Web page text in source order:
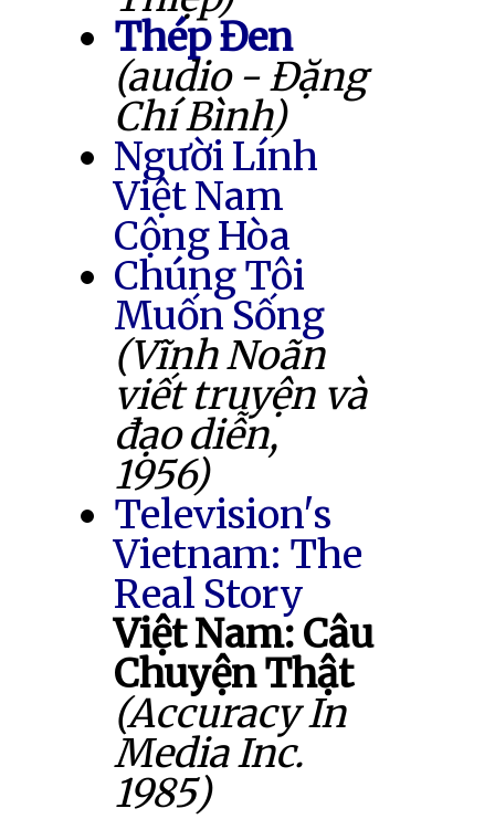
Thép Đen
(audio - Đặng
Chí Bình)
Người Lính
Việt Nam
Cộng Hòa
Chúng Tôi
Muốn Sống
(Vĩnh Noãn
viết truyện và
đạo diễn,
1956)
Television's
Vietnam: The
Real Story
Việt Nam: Câu
Chuyện Thật
(Accuracy In
Media Inc.
1985)